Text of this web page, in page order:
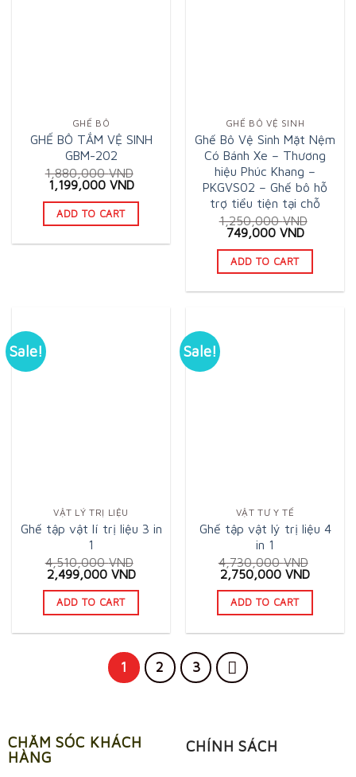
GHẾ BÔ
GHẾ BÔ TẮM VỆ SINH
GBM-202
1,880,000VND
Original
price
was:
1,880,000 VND.
1,199,000 VNDCurrent
is:
1,199,000 VND.
ADD TO CART
GHẾ BÔ VỆ SINH
Ghế Bô Vệ Sinh Mặt Nệm
Có Bánh Xe – Thương
hiệu Phúc Khang –
PKGVS02 – Ghế bô hỗ
trợ tiểu tiện tại chỗ
1,250,000VND
Original
price
was:
1,250,000 VND.
749,000 VNDCurrent
is:
ADD TO CART
Sale!
VẬT LÝ TRỊ LIỆU
Ghế tập vật lí trị liệu 3 in
1
4,510,000VND
Original
price
was:
4,510,000 VND.
2,499,000 VNDCurrent
ADD TO CART
Sale!
VẬT TƯ Y TẾ
Ghế tập vật lý trị liệu 4
in 1
4,730,000VND
Original
price
was:
4,730,000 VND.
2,750,000 VNDCurrent
ADD TO CART
1 2 3
CHĂM SÓC KHÁCH
HÀNG
CHÍNH SÁCH